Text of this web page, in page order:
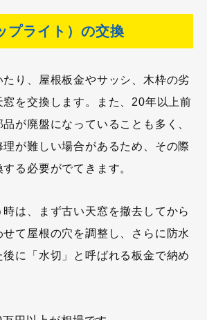
プライト）の交換
たり、屋根板金やサッシ、木枠の劣
を交換します。また、20年以上前
が廃盤になっていることも多く、
が難しい場合があるため、その際
る必要がでてきます。
は、まず古い天窓を撤去してから
て屋根の穴を調整し、さらに防水
後に「水切」と呼ばれる板金で納め